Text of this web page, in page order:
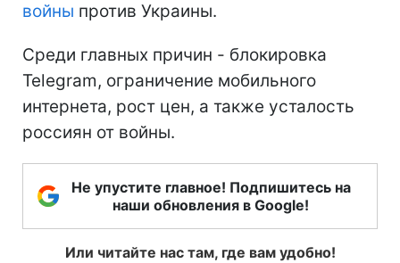
войны против Украины.
Среди главных причин - блокировка
Telegram, ограничение мобильного
интернета, рост цен, а также усталость
россиян от войны.
Не упустите главное! Подпишитесь на
наши обновления в Google!
Или читайте нас там, где вам удобно!